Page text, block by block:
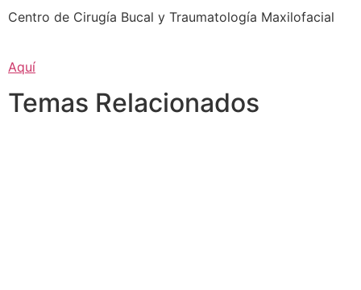
Centro de Cirugía Bucal y Traumatología Maxilofacial
Aquí
Temas Relacionados